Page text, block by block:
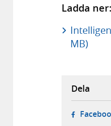
Ladda ner:
MB)
Dela